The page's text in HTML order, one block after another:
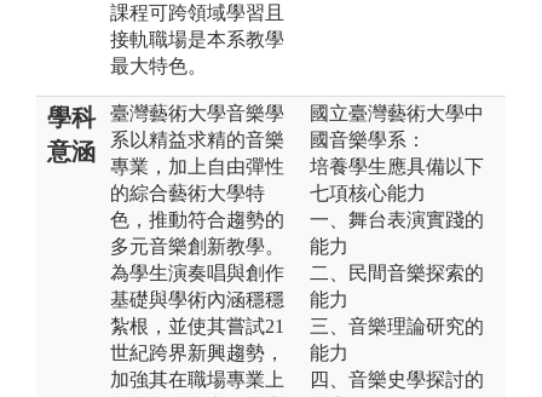
課程可跨領域學習且
接軌職場是本系教學
最大特色。
學科
意涵
臺灣藝術大學音樂學
系以精益求精的音樂
專業，加上自由彈性
的綜合藝術大學特
色，推動符合趨勢的
多元音樂創新教學。
為學生演奏唱與創作
基礎與學術內涵穩穩
紮根，並使其嘗試21
世紀跨界新興趨勢，
加強其在職場專業上
國立臺灣藝術大學中
國音樂學系：
培養學生應具備以下
七項核心能力
一、舞台表演實踐的
能力
二、民間音樂探索的
能力
三、音樂理論研究的
能力
四、音樂史學探討的